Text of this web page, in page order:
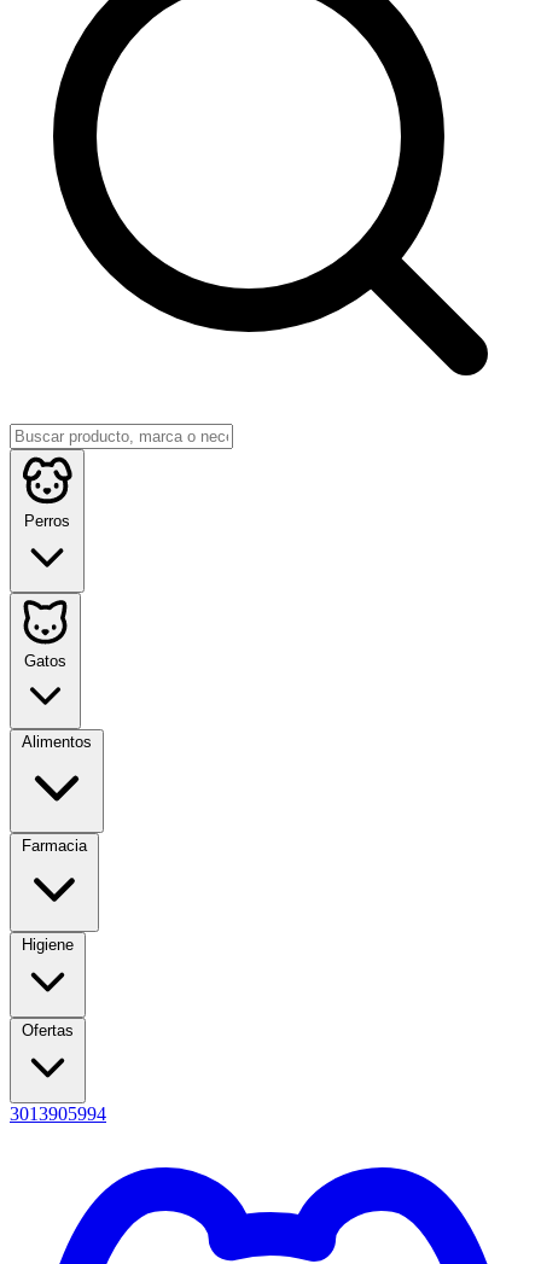
Perros
Gatos
Alimentos
Farmacia
Higiene
Ofertas
3013905994